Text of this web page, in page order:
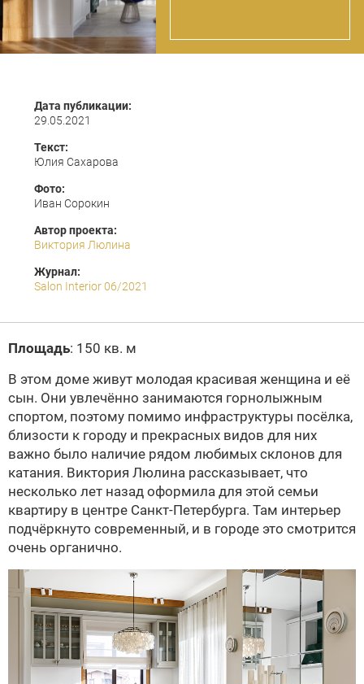
Дата публикации:
29.05.2021
Текст:
Юлия Сахарова
Фото:
Иван Сорокин
Автор проекта:
Виктория Люлина
Журнал:
Salon Interior 06/2021
Площадь: 150 кв. м
В этом доме живут молодая красивая женщина и её
сын. Они увлечённо занимаются горнолыжным
спортом, поэтому помимо инфраструктуры посёлка,
близости к городу и прекрасных видов для них
важно было наличие рядом любимых склонов для
катания. Виктория Люлина рассказывает, что
несколько лет назад оформила для этой семьи
квартиру в центре Санкт-Петербурга. Там интерьер
подчёркнуто современный, и в городе это смотрится
очень органично.